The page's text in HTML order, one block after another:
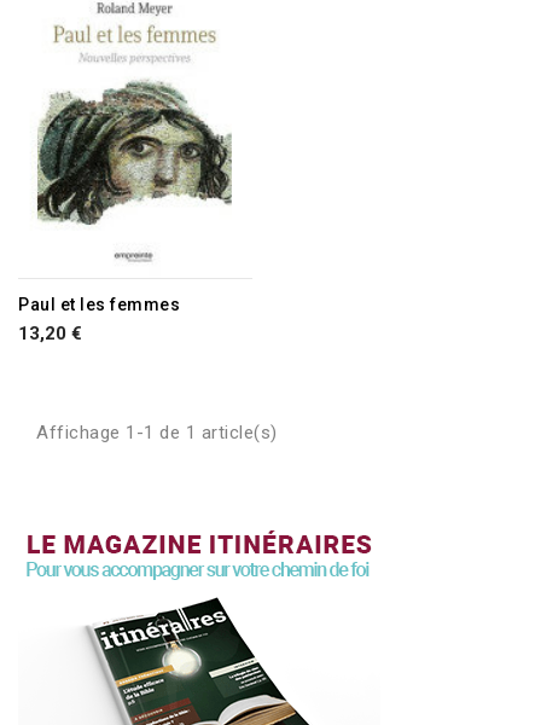
Paul et les femmes
13,20 €
Affichage 1-1 de 1 article(s)